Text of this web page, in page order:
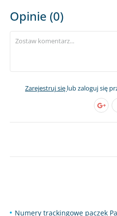
Opinie (0)
Zarejestruj się lub zaloguj się
Numery trackingowe paczek